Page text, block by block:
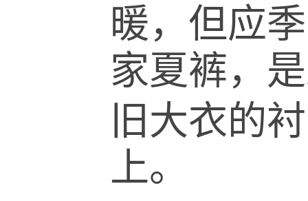
暖，但应
家夏裤，是
旧大衣的
上。